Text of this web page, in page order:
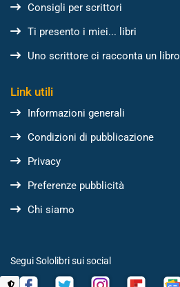
Consigli per scrittori
Ti presento i miei... libri
Uno scrittore ci racconta un libro
Link utili
Informazioni generali
Condizioni di pubblicazione
Privacy
Preferenze pubblicità
Chi siamo
Segui Sololibri sui social